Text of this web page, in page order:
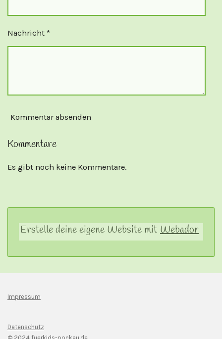
Nachricht *
Kommentar absenden
Kommentare
Es gibt noch keine Kommentare.
Erstelle deine eigene Website mit Webador
Impressum
Datenschutz